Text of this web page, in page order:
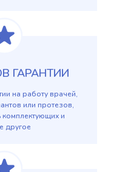
ГАРАНТИИ
на работу врачей,
или протезов,
комплектующих и
другое